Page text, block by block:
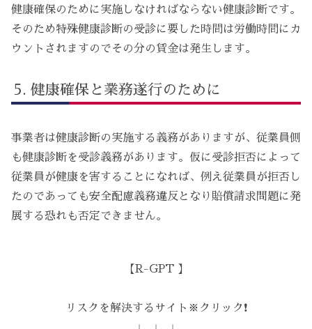
健康確保のために実施しなければならない健康診断です。
そのため特殊健康診断の受診に要した時間は労働時間にカ
ウントされますのでその分の賃金は発生します。
健康確保と業務遂行のために
事業者は健康診断の実施する義務がありますが、従業員側
も健康診断を受診義務があります。仮に受診拒否によって
従業員が健康を害することになれば、例え従業員が拒否し
たのであっても安全配慮義務違反となり賠償請求問題に発
展する恐れも否定できません。
【R-GPT 】
リスクを解決するサイト※クリック❗️